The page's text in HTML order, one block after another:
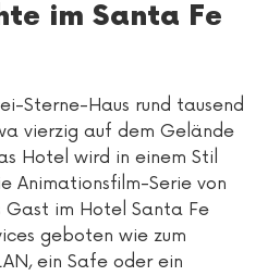
im Santa Fe
Sterne-Haus rund tausend
vierzig auf dem Gelände
Hotel wird in einem Stil
Animationsfilm-Serie von
Gast im Hotel Santa Fe
geboten wie zum
ein Safe oder ein